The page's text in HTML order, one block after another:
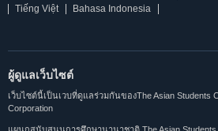
Tiếng Việt
Bahasa Indonesia
ผู้ดูแลเว็บไซต์
เว็บไซต์นี้เป็นเวบที่ดูแลร่วมกันของThe Asian Students
Corporation